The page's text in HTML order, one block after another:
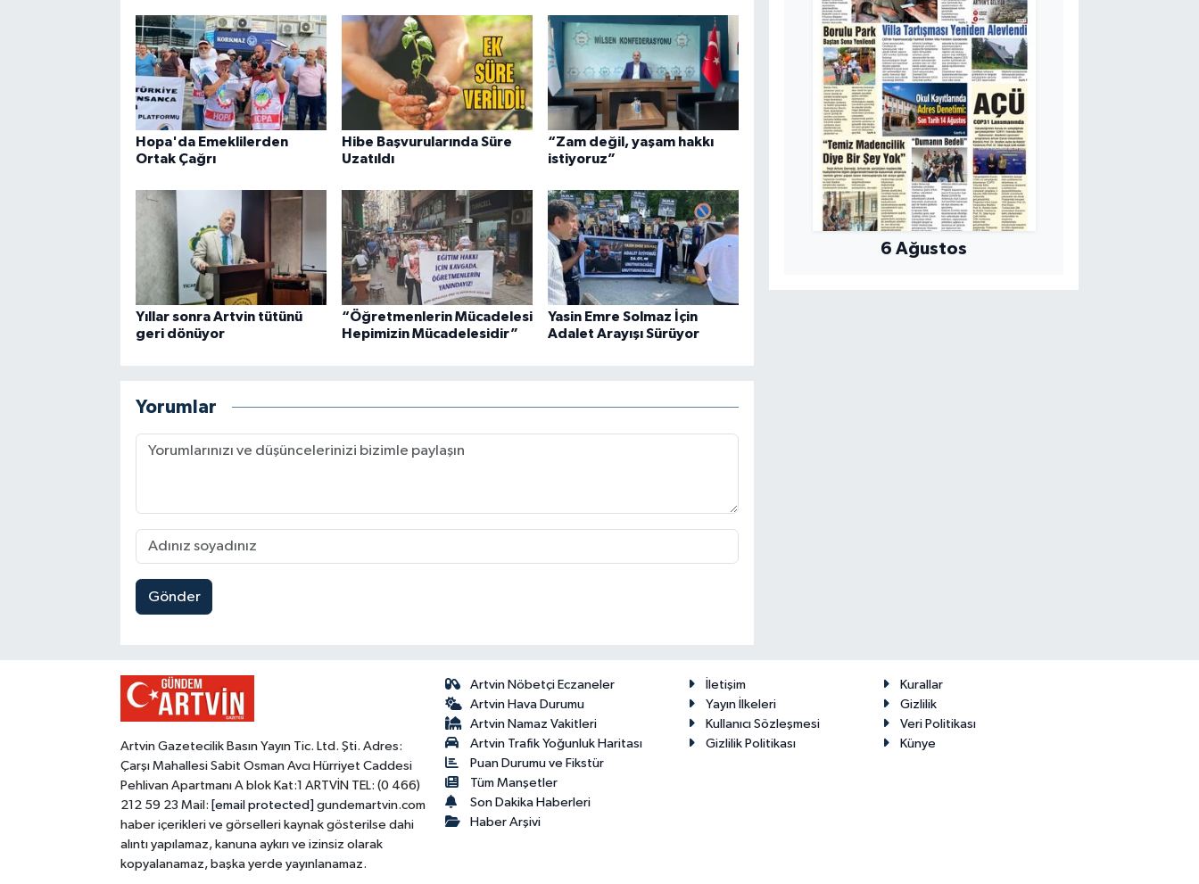
Hopa'da Emeklilerden
Ortak Çağrı
Hibe Başvurularında Süre
Uzatıldı
“Zam değil, yaşam hakkı
istiyoruz”
Yıllar sonra Artvin tütünü
geri dönüyor
“Öğretmenlerin Mücadelesi
Hepimizin Mücadelesidir”
Yasin Emre Solmaz İçin
Adalet Arayışı Sürüyor
Yorumlar
Gönder
6 Ağustos
Artvin Gazetecilik Basın Yayın Tic. Ltd. Şti. Adres:
Çarşı Mahallesi Sabit Osman Avcı Hürriyet Caddesi
Pehlivan Apartmanı A blok Kat:1 ARTVİN TEL: (0 466)
212 59 23 Mail: [email protected] gundemartvin.com
haber içerikleri ve görselleri kaynak gösterilse dahi
alıntı yapılamaz, kanuna aykırı ve izinsiz olarak
kopyalanamaz, başka yerde yayınlanamaz.
Artvin Nöbetçi Eczaneler
Artvin Hava Durumu
Artvin Namaz Vakitleri
Artvin Trafik Yoğunluk Haritası
Puan Durumu ve Fikstür
Tüm Manşetler
Son Dakika Haberleri
Haber Arşivi
İletişim
Kurallar
Yayın İlkeleri
Gizlilik
Kullanıcı Sözleşmesi
Veri Politikası
Gizlilik Politikası
Künye